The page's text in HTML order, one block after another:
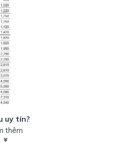
uy tín?
phân phối các sản phẩm
Sản phẩm
thêm